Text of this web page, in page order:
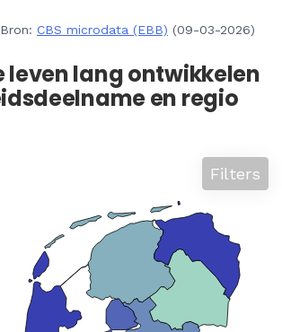
Bron: CBS microdata (EBB) (09-03-2026)
leven lang ontwikkelen
en regio
Filters